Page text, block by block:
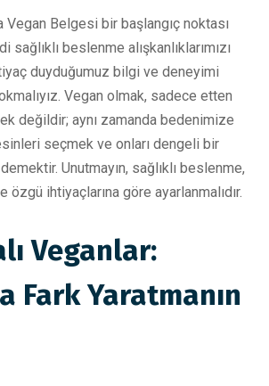
Vegan Belgesi bir başlangıç noktası
sağlıklı beslenme alışkanlıklarımızı
duyduğumuz bilgi ve deneyimi
Vegan olmak, sadece etten
değildir; aynı zamanda bedenimize
seçmek ve onları dengeli bir
Unutmayın, sağlıklı beslenme,
özgü ihtiyaçlarına göre ayarlanmalıdır.
Veganlar:
Fark Yaratmanın